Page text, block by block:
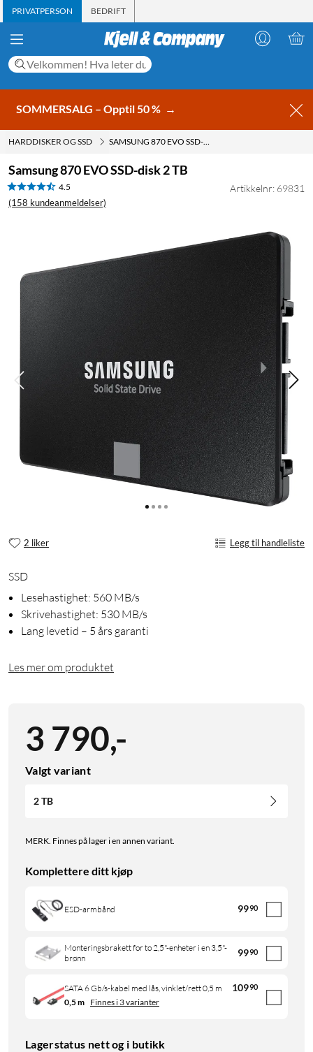
PRIVATPERSON BEDRIFT
SOMMERSALG – Opptil 50 % →
HARDDISKER OG SSD SAMSUNG 870 EVO SSD-DISK 2 TB
Samsung 870 EVO SSD-disk 2 TB
4.5
(158 kundeanmeldelser)
Artikkelnr: 69831
2 liker Legg til handleliste
SSD
Lesehastighet: 560 MB/s
Skrivehastighet: 530 MB/s
Lang levetid – 5 års garanti
Les mer om produktet
3 790,-
Valgt variant
2 TB
MERK. Finnes på lager i en annen variant.
Komplettere ditt kjøp
ESD-armbånd 9990
Monteringsbrakett for to 2,5"-enheter i en 3,5"-
brønn
9990
SATA 6 Gb/s-kabel med lås, vinklet/rett 0,5 m 10990
0,5 m Finnes i 3 varianter
Lagerstatus nett og i butikk